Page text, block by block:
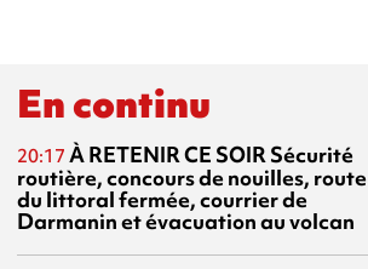
En continu
20:17 À RETENIR CE SOIR Sécurité
routière, concours de nouilles, route
du littoral fermée, courrier de
Darmanin et évacuation au volcan